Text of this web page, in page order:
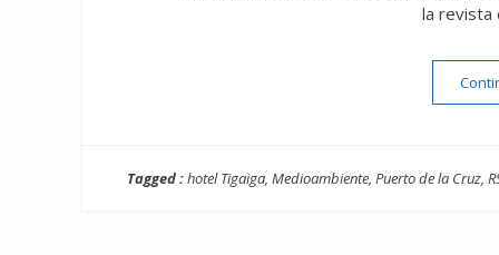
la revista
Tagged :hotel Tigaiga Medioambiente Puerto de la Cruz